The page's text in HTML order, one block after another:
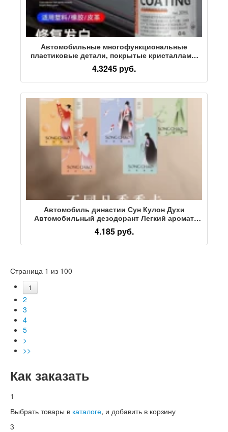
Автомобильные многофункциональные
пластиковые детали, покрытые кристаллами,
восстанавливающее средство, восстановитель
старения черного автомобильного бампера,
салона автомобиля.
4.3245 руб.
Автомобиль династии Сун Кулон Духи
Автомобильный дезодорант Легкий аромат
Стойкий Кулон Подарочный Кулон
Автомобильная ароматерапия благовония
Таблетки
4.185 руб.
Страница 1 из 100
1
2
3
4
5
>
>>
Как заказать
1
Выбрать товары в каталоге, и добавить в корзину
3